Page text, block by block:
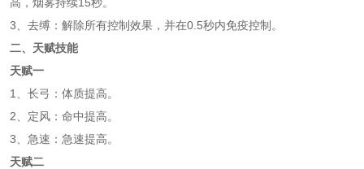
3、去缚：解除所有控制效果，并在0.5秒内免疫控制。
二、天赋技能
天赋一
1、长弓：体质提高。
2、定风：命中提高。
3、急速：急速提高。
天赋二